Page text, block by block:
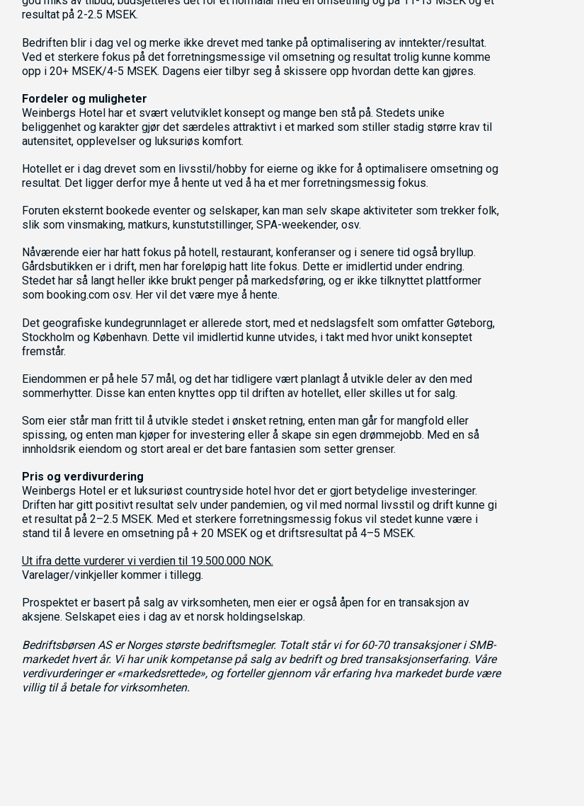
resultat på 2-2.5 MSEK.
Bedriften blir i dag vel og merke ikke drevet med tanke på optimalisering av inntekter/resultat.
Ved et sterkere fokus på det forretningsmessige vil omsetning og resultat trolig kunne komme
opp i 20+ MSEK/4-5 MSEK. Dagens eier tilbyr seg å skissere opp hvordan dette kan gjøres.
Fordeler og muligheter
Weinbergs Hotel har et svært velutviklet konsept og mange ben stå på. Stedets unike
beliggenhet og karakter gjør det særdeles attraktivt i et marked som stiller stadig større krav til
autensitet, opplevelser og luksuriøs komfort.
Hotellet er i dag drevet som en livsstil/hobby for eierne og ikke for å optimalisere omsetning og
resultat. Det ligger derfor mye å hente ut ved å ha et mer forretningsmessig fokus.
Foruten eksternt bookede eventer og selskaper, kan man selv skape aktiviteter som trekker folk,
slik som vinsmaking, matkurs, kunstutstillinger, SPA-weekender, osv.
Nåværende eier har hatt fokus på hotell, restaurant, konferanser og i senere tid også bryllup.
Gårdsbutikken er i drift, men har foreløpig hatt lite fokus. Dette er imidlertid under endring.
Stedet har så langt heller ikke brukt penger på markedsføring, og er ikke tilknyttet plattformer
som booking.com osv. Her vil det være mye å hente.
Det geografiske kundegrunnlaget er allerede stort, med et nedslagsfelt som omfatter Gøteborg,
Stockholm og København. Dette vil imidlertid kunne utvides, i takt med hvor unikt konseptet
fremstår.
Eiendommen er på hele 57 mål, og det har tidligere vært planlagt å utvikle deler av den med
sommerhytter. Disse kan enten knyttes opp til driften av hotellet, eller skilles ut for salg.
Som eier står man fritt til å utvikle stedet i ønsket retning, enten man går for mangfold eller
spissing, og enten man kjøper for investering eller å skape sin egen drømmejobb. Med en så
innholdsrik eiendom og stort areal er det bare fantasien som setter grenser.
Pris og verdivurdering
Weinbergs Hotel er et luksuriøst countryside hotel hvor det er gjort betydelige investeringer.
Driften har gitt positivt resultat selv under pandemien, og vil med normal livsstil og drift kunne gi
et resultat på 2–2.5 MSEK. Med et sterkere forretningsmessig fokus vil stedet kunne være i
stand til å levere en omsetning på + 20 MSEK og et driftsresultat på 4–5 MSEK.
Ut ifra dette vurderer vi verdien til 19.500.000 NOK.
Varelager/vinkjeller kommer i tillegg.
Prospektet er basert på salg av virksomheten, men eier er også åpen for en transaksjon av
aksjene. Selskapet eies i dag av et norsk holdingselskap.
Bedriftsbørsen AS er Norges største bedriftsmegler. Totalt står vi for 60-70 transaksjoner i SMB-
markedet hvert år. Vi har unik kompetanse på salg av bedrift og bred transaksjonserfaring. Våre
verdivurderinger er «markedsrettede», og forteller gjennom vår erfaring hva markedet burde være
villig til å betale for virksomheten.